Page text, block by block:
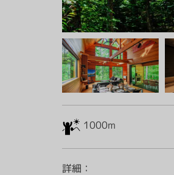
物件管理
ご予約
求人 1000m
詳細：